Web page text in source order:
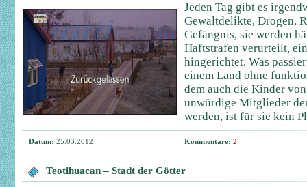
Jeden Tag gibt es
Gewaltdelikte, Drogen,
Gefängnis, sie werden
Haftstrafen verurteilt,
hingerichtet. Was
einem Land ohne
dem auch die Kinder
unwürdige Mitglieder
werden, ist für sie kein
Datum: 25.03.2012 Kommentare: 2
Teotihuacan – Stadt der Götter